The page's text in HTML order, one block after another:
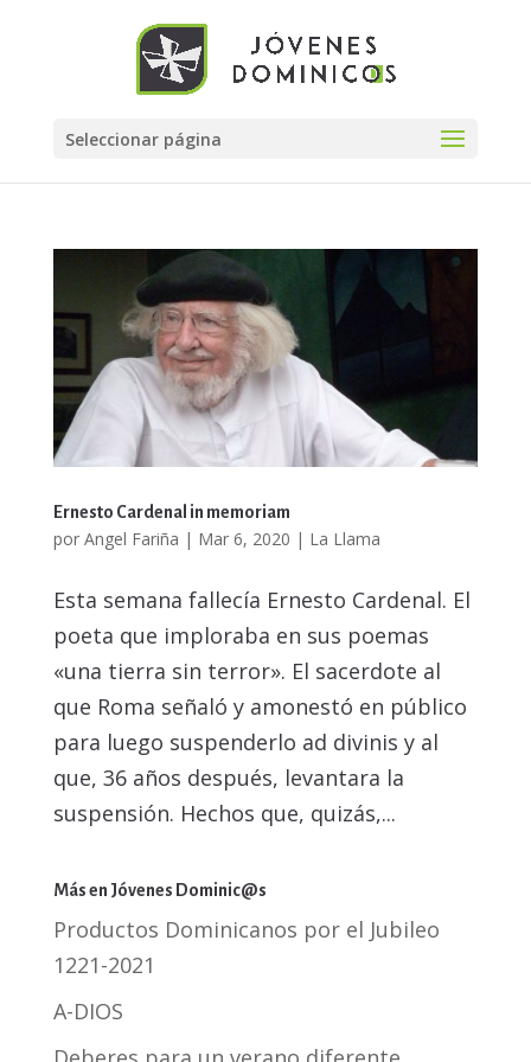
Seleccionar página
Ernesto Cardenal in memoriam
por Angel Fariña | Mar 6, 2020 | La Llama
Esta semana fallecía Ernesto Cardenal. El
poeta que imploraba en sus poemas
«una tierra sin terror». El sacerdote al
que Roma señaló y amonestó en público
para luego suspenderlo ad divinis y al
que, 36 años después, levantara la
suspensión. Hechos que, quizás,...
Más en Jóvenes Dominic@s
Productos Dominicanos por el Jubileo
1221-2021
A-DIOS